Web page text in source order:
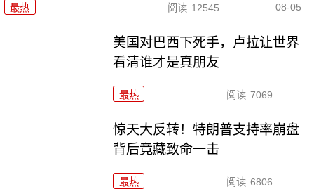
最热 阅读 12545 08-05
美国对巴西下死手，卢拉让世界
看清谁才是真朋友
最热 阅读 7069
惊天大反转！特朗普支持率崩盘
背后竟藏致命一击
最热 阅读 6806